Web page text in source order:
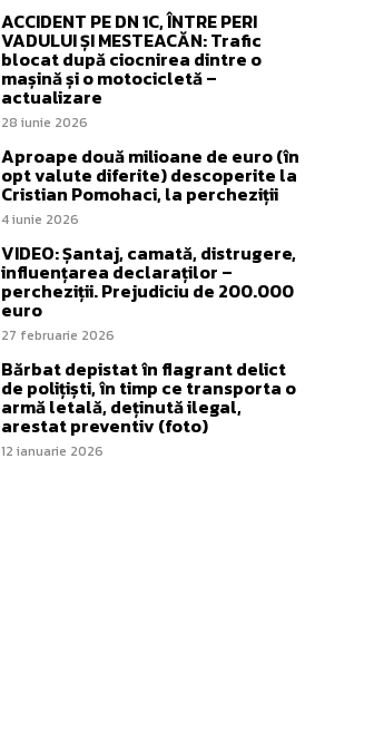
ACCIDENT PE DN 1C, ÎNTRE PERI
VADULUI ȘI MESTEACĂN: Trafic
blocat după ciocnirea dintre o
mașină și o motocicletă –
actualizare
28 iunie 2026
Aproape două milioane de euro (în
opt valute diferite) descoperite la
Cristian Pomohaci, la percheziții
4 iunie 2026
VIDEO: Șantaj, camată, distrugere,
influențarea declaraților –
percheziții. Prejudiciu de 200.000
euro
27 februarie 2026
Bărbat depistat în flagrant delict
de polițiști, în timp ce transporta o
armă letală, deținută ilegal,
arestat preventiv (foto)
12 ianuarie 2026